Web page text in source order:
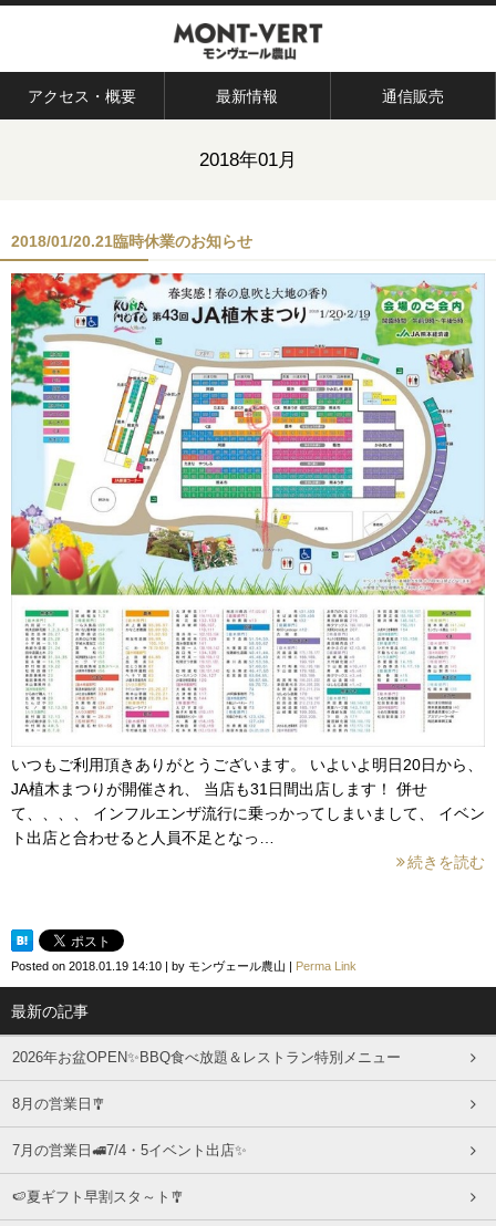
アクセス・概要 最新情報 通信販売
2018年01月
2018/01/20.21臨時休業のお知らせ
いつもご利用頂きありがとうございます。 いよいよ明日20日から、
JA植木まつりが開催され、 当店も31日間出店します！ 併せ
て、、、、 インフルエンザ流行に乗っかってしまいまして、 イベン
ト出店と合わせると人員不足となっ…
続きを読む
Posted on 2018.01.19 14:10 | by モンヴェール農山 | Perma Link
最新の記事
2026年お盆OPEN✨BBQ食べ放題＆レストラン特別メニュー
8月の営業日🎐
7月の営業日🚅7/4・5イベント出店✨
🍉夏ギフト早割スタ～ト🎐